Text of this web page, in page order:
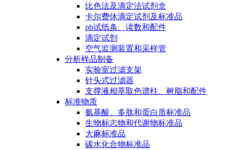
比色法及滴定法试剂盒
卡尔费休滴定试剂及标准品
ph试纸条、读数和配件
滴定试剂
空气监测装置和采样管
分析样品制备
实验室过滤支架
针头式过滤器
支撑液相萃取色谱柱、树脂和配件
标准物质
氨基酸、多肽和蛋白质标准品
生物标志物和代谢物标准品
大麻标准品
碳水化合物标准品